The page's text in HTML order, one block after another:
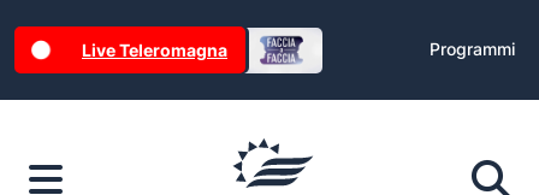
Live Teleromagna Programmi